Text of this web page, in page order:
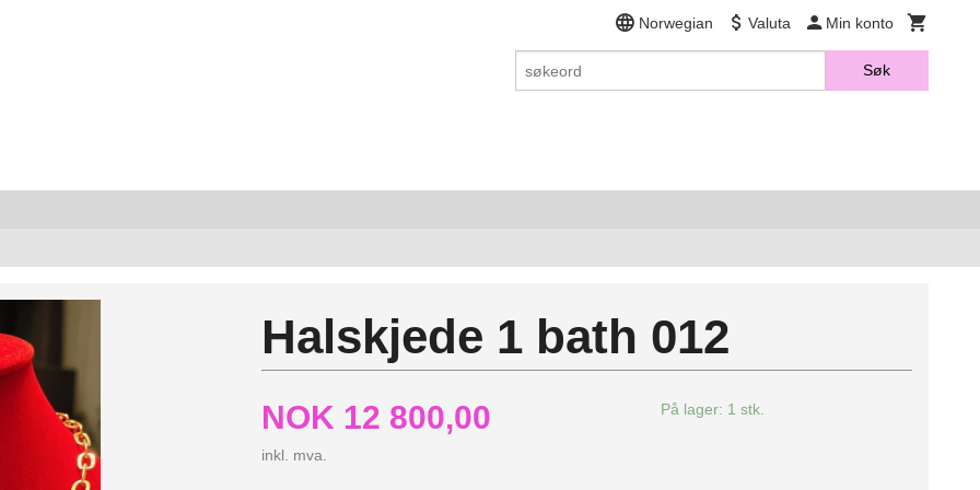
Norwegian Valuta Min konto
Søk
Halskjede 1 bath 012
NOK 12 800,00
inkl. mva.
På lager: 1 stk.